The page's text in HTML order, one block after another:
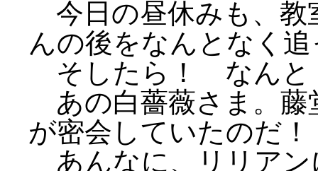
今日の昼休みも、教
んの後をなんとなく
そしたら！ なんと
あの白薔薇さま。藤
が密会していたのだ！
あんなに、リリア